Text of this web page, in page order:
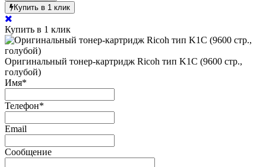
Купить в 1 клик
Купить в 1 клик
Оригинальный тонер-картридж Ricoh тип K1C (9600 стр.,
голубой)
Имя*
Телефон*
Email
Сообщение